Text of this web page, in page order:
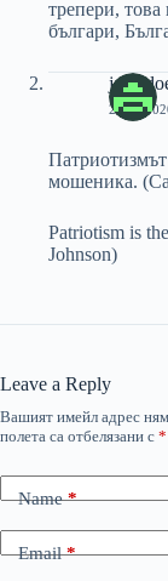
трепери, това
българи,
jane
26/11/
мошеника.
Patriotism is
Johnson)
Leave a Reply
Вашият имейл адрес
полета са отбелязани с *
Name*
Email*